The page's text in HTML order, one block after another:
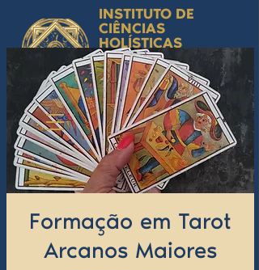
INSTITUTO DE
CIÊNCIAS
HOLÍSTICAS
by Isabel Valente Gomes
Ciência Simbólica
Aplicada e
Desenvolvimento
Humano
Formação em Tarot
Arcanos Maiores